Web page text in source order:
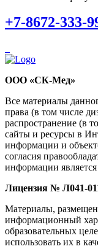
+7-8672-333-
ООО «СК-Мед»
Все материалы
права (в том числе
распространение (в
сайты и ресурсы в
информации и
согласия
информации
Лицензия № Л041-
Материалы,
информационный
образовательных
использовать их в